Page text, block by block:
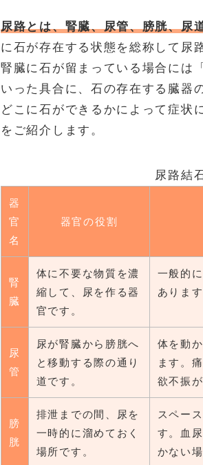
尿路とは、腎臓、尿管、膀胱、尿
に石が存在する状態を総称して尿
腎臓に石が留まっている場合には
いった具合に、石の存在する臓器
どこに石ができるかによって症状
をご紹介します。
尿路結
器
官
名
器官の役割
腎
臓
体に不要な物質を濃
縮して、尿を作る器
官です。
一般的
ありま
尿
管
尿が腎臓から膀胱へ
と移動する際の通り
道です。
体を動
ます。
欲不振
膀
胱
排泄までの間、尿を
一時的に溜めておく
場所です。
スペー
す。血
かない